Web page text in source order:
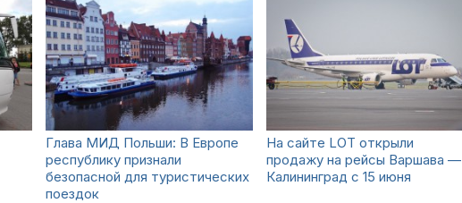
Глава МИД Польши: В Европе
республику признали
безопасной для туристических
поездок
На сайте LOT открыли
продажу на рейсы Варшава —
Калининград с 15 июня